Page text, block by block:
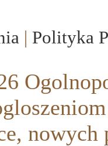
| Polityka